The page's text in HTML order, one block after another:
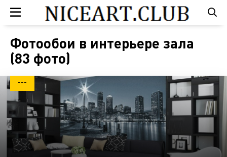
Фотообои в интерьере зала
(83 фото)
---